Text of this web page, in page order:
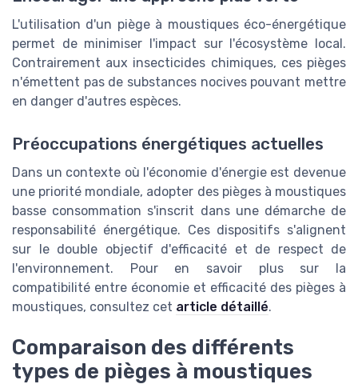
L'utilisation d'un piège à moustiques éco-énergétique
permet de minimiser l'impact sur l'écosystème local.
Contrairement aux insecticides chimiques, ces pièges
n'émettent pas de substances nocives pouvant mettre
en danger d'autres espèces.
Préoccupations énergétiques actuelles
Dans un contexte où l'économie d'énergie est devenue
une priorité mondiale, adopter des pièges à moustiques
basse consommation s'inscrit dans une démarche de
responsabilité énergétique. Ces dispositifs s'alignent
sur le double objectif d'efficacité et de respect de
l'environnement. Pour en savoir plus sur la
compatibilité entre économie et efficacité des pièges à
moustiques, consultez cet article détaillé.
Comparaison des différents
types de pièges à moustiques